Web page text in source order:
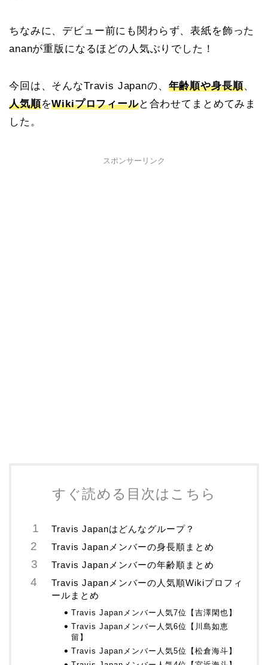
ちなみに、デビュー前にも関わらず、表紙を飾った
ananが重版になるほどの人気ぶりでした！
今回は、そんなTravis Japanの、 年齢順や身長順、
人気順をWikiプロフィールと合わせてまとめてみま
した。
スポンサーリンク
すぐ読める目次はこちら
Travis Japanはどんなグループ？
Travis Japanメンバーの身長順まとめ
Travis Japanメンバーの年齢順まとめ
Travis Japanメンバーの人気順Wikiプロフィ
ールまとめ
Travis Japanメンバー人気7位【吉澤閑也】
Travis Japanメンバー人気6位【川島如恵
留】
Travis Japanメンバー人気5位【松倉海斗】